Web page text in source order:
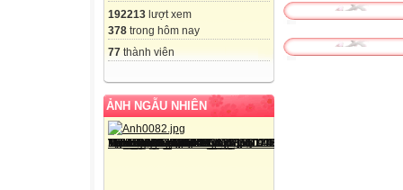
192213 lượt xem
378 trong hôm nay
77 thành viên
ẢNH NGẪU NHIÊN